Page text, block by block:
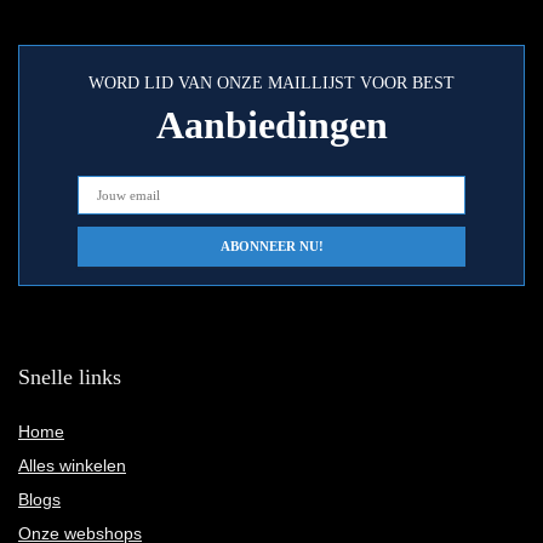
WORD LID VAN ONZE MAILLIJST VOOR BEST
Aanbiedingen
Snelle links
Home
Alles winkelen
Blogs
Onze webshops